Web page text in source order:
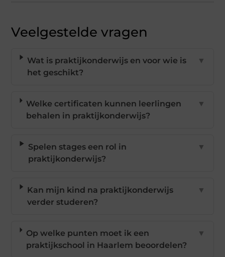
Veelgestelde vragen
Wat is praktijkonderwijs en voor wie is
het geschikt?
▼
Welke certificaten kunnen leerlingen
behalen in praktijkonderwijs?
▼
Spelen stages een rol in
praktijkonderwijs?
▼
Kan mijn kind na praktijkonderwijs
verder studeren?
▼
Op welke punten moet ik een
praktijkschool in Haarlem beoordelen?
▼